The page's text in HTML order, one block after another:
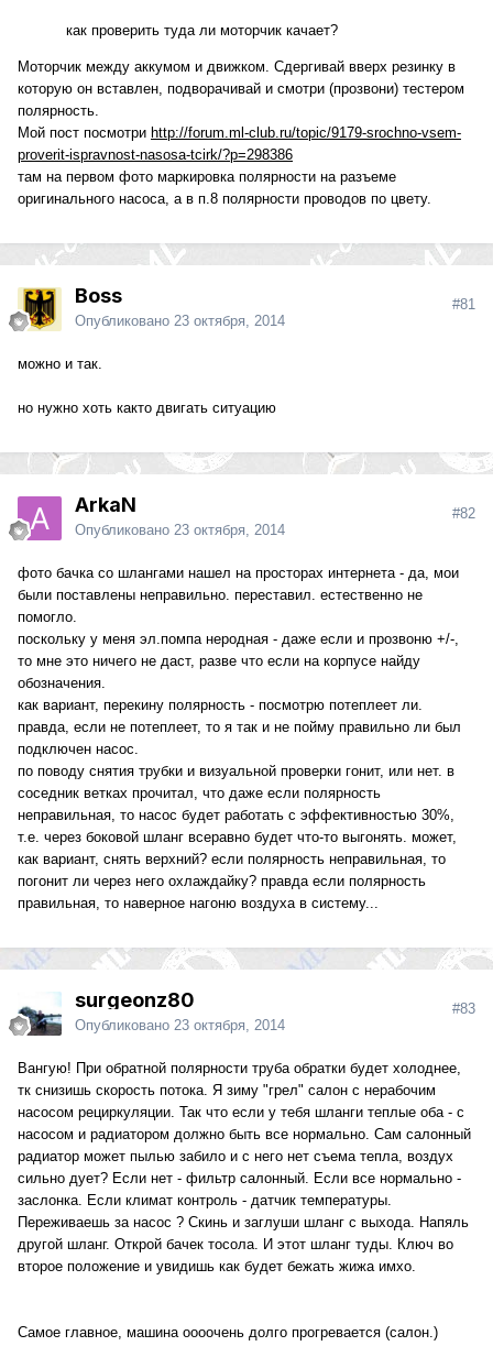
как проверить туда ли моторчик качает?
Моторчик между аккумом и движком. Сдергивай вверх резинку в
которую он вставлен, подворачивай и смотри (прозвони) тестером
полярность.
Мой пост посмотри http://forum.ml-club.ru/topic/9179-srochno-vsem-
proverit-ispravnost-nasosa-tcirk/?p=298386
там на первом фото маркировка полярности на разъеме
оригинального насоса, а в п.8 полярности проводов по цвету.
Boss
Опубликовано 23 октября, 2014
#81
можно и так.
но нужно хоть както двигать ситуацию
ArkaN
Опубликовано 23 октября, 2014
#82
фото бачка со шлангами нашел на просторах интернета - да, мои
были поставлены неправильно. переставил. естественно не
помогло.
поскольку у меня эл.помпа неродная - даже если и прозвоню +/-,
то мне это ничего не даст, разве что если на корпусе найду
обозначения.
как вариант, перекину полярность - посмотрю потеплеет ли.
правда, если не потеплеет, то я так и не пойму правильно ли был
подключен насос.
по поводу снятия трубки и визуальной проверки гонит, или нет. в
соседник ветках прочитал, что даже если полярность
неправильная, то насос будет работать с эффективностью 30%,
т.е. через боковой шланг всеравно будет что-то выгонять. может,
как вариант, снять верхний? если полярность неправильная, то
погонит ли через него охлаждайку? правда если полярность
правильная, то наверное нагоню воздуха в систему...
surgeonz80
Опубликовано 23 октября, 2014
#83
Вангую! При обратной полярности труба обратки будет холоднее,
тк снизишь скорость потока. Я зиму "грел" салон с нерабочим
насосом рециркуляции. Так что если у тебя шланги теплые оба - с
насосом и радиатором должно быть все нормально. Сам салонный
радиатор может пылью забило и с него нет съема тепла, воздух
сильно дует? Если нет - фильтр салонный. Если все нормально -
заслонка. Если климат контроль - датчик температуры.
Переживаешь за насос ? Скинь и заглуши шланг с выхода. Напяль
другой шланг. Открой бачек тосола. И этот шланг туды. Ключ во
второе положение и увидишь как будет бежать жижа имхо.
Самое главное, машина оооочень долго прогревается (салон.)